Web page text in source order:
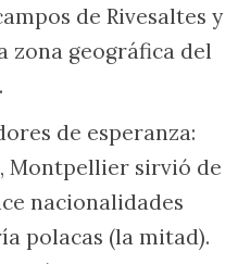
de Rivesaltes y
zona geográfica del
de esperanza:
Montpellier sirvió de
nacionalidades
polacas (la mitad).